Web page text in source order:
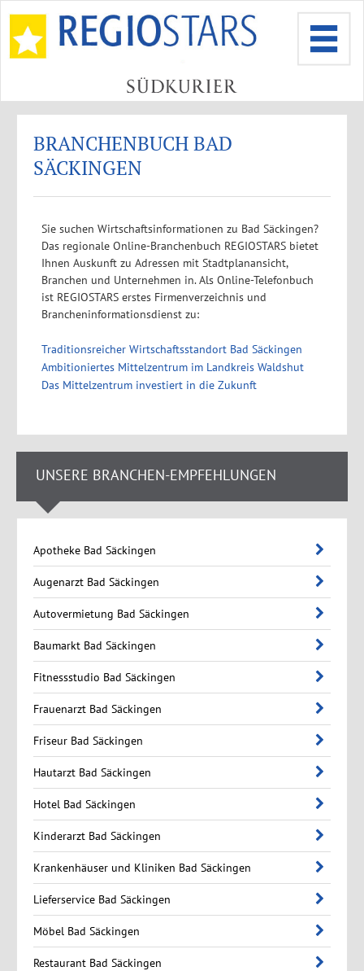
BRANCHENBUCH BAD
SÄCKINGEN
Sie suchen Wirtschaftsinformationen zu Bad Säckingen?
Das regionale Online-Branchenbuch REGIOSTARS bietet
Ihnen Auskunft zu Adressen mit Stadtplanansicht,
Branchen und Unternehmen in. Als Online-Telefonbuch
ist REGIOSTARS erstes Firmenverzeichnis und
Brancheninformationsdienst zu:
Traditionsreicher Wirtschaftsstandort Bad Säckingen
Ambitioniertes Mittelzentrum im Landkreis Waldshut
Das Mittelzentrum investiert in die Zukunft
UNSERE BRANCHEN-EMPFEHLUNGEN
Apotheke Bad Säckingen
Augenarzt Bad Säckingen
Autovermietung Bad Säckingen
Baumarkt Bad Säckingen
Fitnessstudio Bad Säckingen
Frauenarzt Bad Säckingen
Friseur Bad Säckingen
Hautarzt Bad Säckingen
Hotel Bad Säckingen
Kinderarzt Bad Säckingen
Krankenhäuser und Kliniken Bad Säckingen
Lieferservice Bad Säckingen
Möbel Bad Säckingen
Restaurant Bad Säckingen